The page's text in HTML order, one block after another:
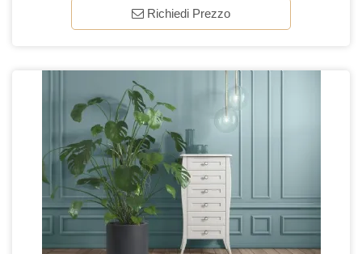
Richiedi Prezzo